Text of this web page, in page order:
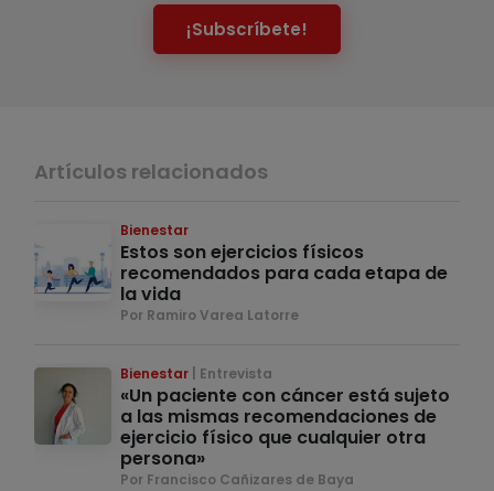
¡Subscríbete!
Artículos relacionados
Bienestar
Estos son ejercicios físicos
recomendados para cada etapa de
la vida
Por Ramiro Varea Latorre
Bienestar Entrevista
«Un paciente con cáncer está sujeto
a las mismas recomendaciones de
ejercicio físico que cualquier otra
persona»
Por Francisco Cañizares de Baya